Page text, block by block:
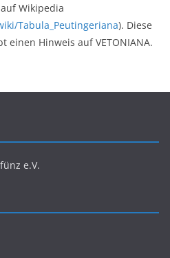
Wikipedia
Tabula_Peutingeriana). Diese
einen Hinweis auf VETONIANA.
e.V.